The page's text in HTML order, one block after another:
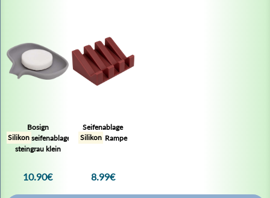
Bosign
Silikon seifenablage
steingrau klein
10.90€
Seifenablage
Silikon Rampe
8.99€
Seifenablage Silikon Rampe Schwarz
Inhalt: